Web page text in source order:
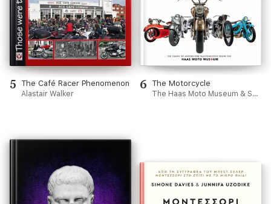
5 The Café Racer Phenomenon
Alastair Walker
6 The Motorcycle
The Haas Moto Museum & Sculpture Gallery